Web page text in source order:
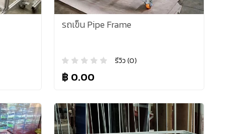
รถเข็น Pipe Frame
รีวิว (0)
฿ 0.00